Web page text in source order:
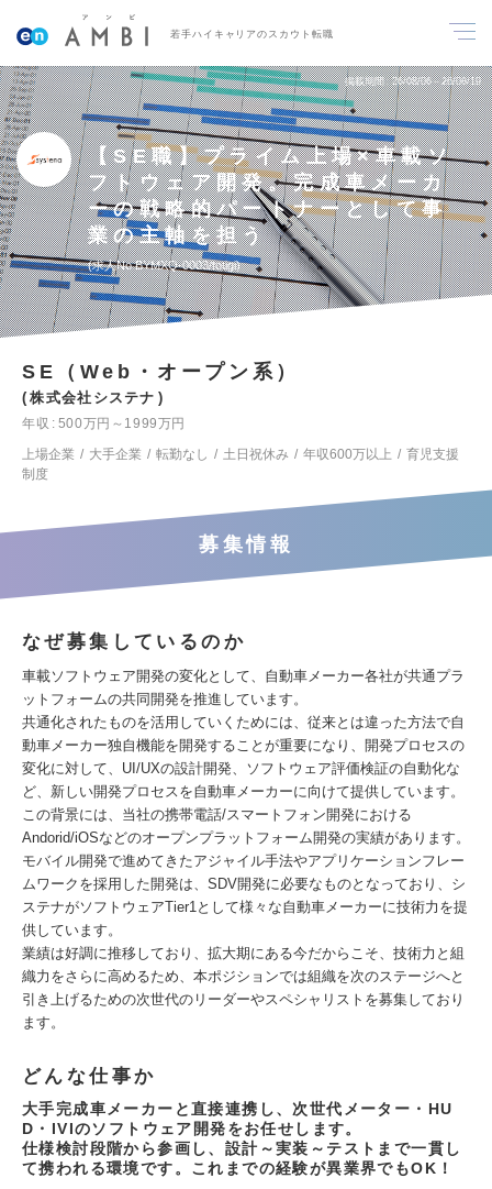
若手ハイキャリアのスカウト転職
掲載期間 26/08/06～26/08/19
【SE職】プライム上場×車載ソ
フトウェア開発。完成車メーカ
ーの戦略的パートナーとして事
業の主軸を担う
求人No.BYMXQ-0003/totigi
SE（Web・オープン系）
株式会社システナ
年収
500万円～1999万円
上場企業
大手企業 転勤なし 土日祝休み 年収600万以上
育児支援
制度
募集情報
なぜ募集しているのか
車載ソフトウェア開発の変化として、自動車メーカー各社が共通プラ
ットフォームの共同開発を推進しています。
共通化されたものを活用していくためには、従来とは違った方法で自
動車メーカー独自機能を開発することが重要になり、開発プロセスの
変化に対して、UI/UXの設計開発、ソフトウェア評価検証の自動化な
ど、新しい開発プロセスを自動車メーカーに向けて提供しています。
この背景には、当社の携帯電話/スマートフォン開発における
Andorid/iOSなどのオープンプラットフォーム開発の実績があります。
モバイル開発で進めてきたアジャイル手法やアプリケーションフレー
ムワークを採用した開発は、SDV開発に必要なものとなっており、シ
ステナがソフトウェアTier1として様々な自動車メーカーに技術力を提
供しています。
業績は好調に推移しており、拡大期にある今だからこそ、技術力と組
織力をさらに高めるため、本ポジションでは組織を次のステージへと
引き上げるための次世代のリーダーやスペシャリストを募集しており
ます。
どんな仕事か
大手完成車メーカーと直接連携し、次世代メーター・HU
D・IVIのソフトウェア開発をお任せします。
仕様検討段階から参画し、設計～実装～テストまで一貫し
て携われる環境です。これまでの経験が異業界でもOK！